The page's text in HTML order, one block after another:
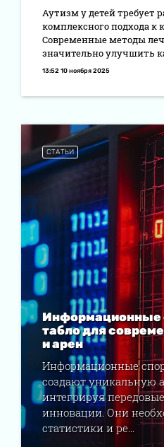
Аутизм у детей требует
комплексного подхода к
Современные методы
значительно улучшить
13:52 10 ноября 2025
СТАТЬИ
Информационные
табло для
и арен
Информационные
создают уникальную
интегрируя
инновации. Они
статистики и ре...